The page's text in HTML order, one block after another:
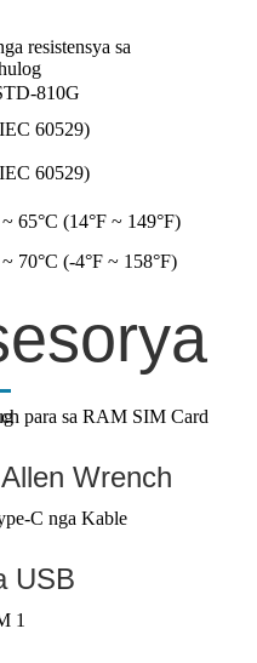
resistensya sa
810G
60529)
60529)
65°C (14°F ~ 149°F)
70°C (-4°F ~ 158°F)
Wrench
USB